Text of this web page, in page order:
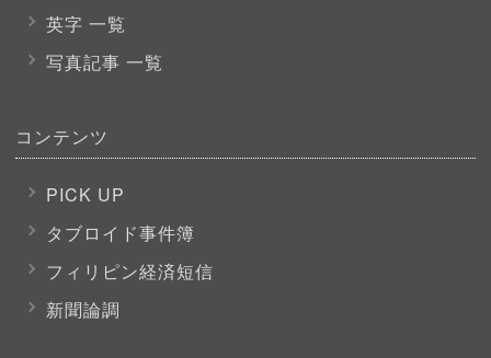
英字 一覧
写真記事 一覧
コンテンツ
PICK UP
タブロイド事件簿
フィリピン経済短信
新聞論調